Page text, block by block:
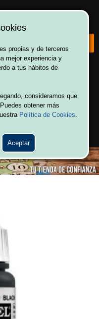
¡Bienvenido a Vulcania!
de mesa
Ofertas
propias y de terceros
mejor experiencia y
a tus hábitos de
consideramos que
obtener más
Política de Cookies.
Aceptar